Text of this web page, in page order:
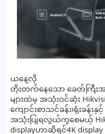
ယနေ့လို
တိုးတက်နေသော ခေတ်ကြီးအ
များထဲမှ အသုံးဝင်ဆုံး
ကျောင်းစာသင်ခန်း၊ရုံးခန်
အသုံးပြုရလွယ်ကူစေမယ့်
displayဟာဆိုရင်4K display